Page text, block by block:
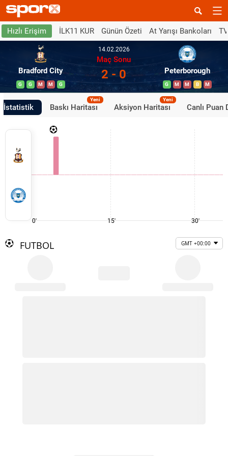
Hızlı Erişim İLK11 KUR Günün Özeti At Yarışı Bankoları
Bradford City
G G M M G
14.02.2026
Maç Sonu
2 - 0 Peterborough
G M M B M
İstatistik Baskı Haritası
Yeni
Aksiyon Haritası
Yeni
Canlı Puan
0' 15' 30'
FUTBOL GMT +00:00